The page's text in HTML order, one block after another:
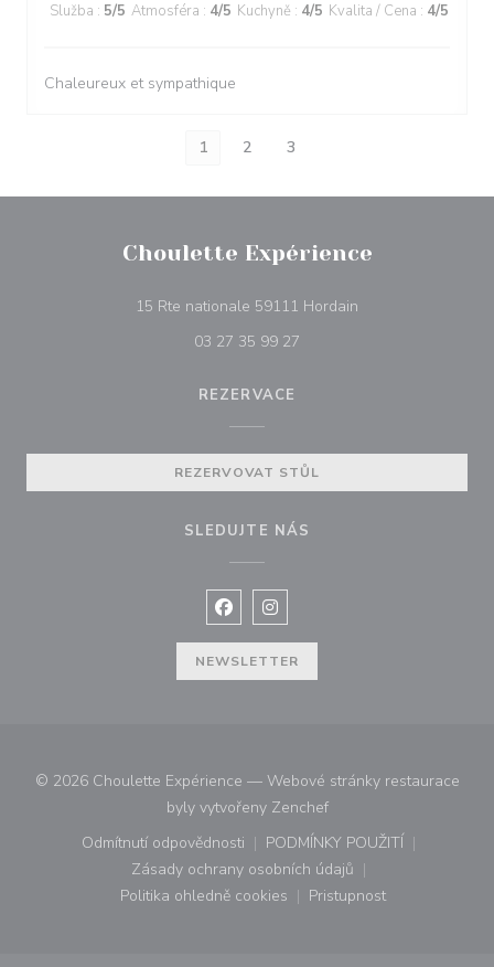
Služba : 5/5 Atmosféra : 4/5 Kuchyně : 4/5 Kvalita / Cena : 4/5
Chaleureux et sympathique
1 2 3
Choulette Expérience
15 Rte nationale 59111 Hordain
03 27 35 99 27
REZERVACE
REZERVOVAT STŮL
SLEDUJTE NÁS
Facebook ((otevře se v novém
Instagram ((otevře se v
NEWSLETTER
© 2026 Choulette Expérience — Webové stránky restaurace
byly vytvořeny Zenchef((otevře se v novém
Odmítnutí odpovědnosti
((otevře se v novém okně))
PODMÍNKY POUŽITÍ
((otevře se v novém
Zásady ochrany osobních údajů
((otevře se v novém okně))
Politika ohledně cookies
((otevře se v novém okně))
Pristupnost
((otevře se v novém